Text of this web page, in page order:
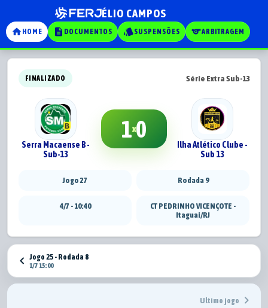
ÉLIO CAMPOS
home HOME description DOCUMENTOS styleSUSPENSÕES sportsARBITRAGEM
FINALIZADO Série Extra Sub-13
Serra Macaense B -
Sub-13
1x0
Ilha Atlético Clube -
Sub 13
Jogo 27 Rodada 9
4/7 - 10:40
CT PEDRINHO VICENÇOTE -
Itaguai/RJ
chevron_left Jogo 25 - Rodada 8
1/7 15:00
Ultimo jogo chevron_right